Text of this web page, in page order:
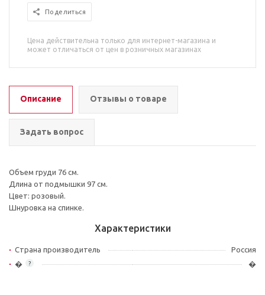
Поделиться
Цена действительна только для интернет-магазина и
может отличаться от цен в розничных магазинах
Описание Отзывы о товаре
Задать вопрос
Объем груди 76 см.
Длина от подмышки 97 см.
Цвет: розовый.
Шнуровка на спинке.
Характеристики
Страна производитель Россия
?
� �